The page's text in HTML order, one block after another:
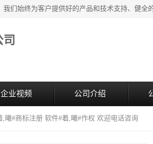
企业视频 公司介绍
,曦#商标注册 软件#着,曦#作权 欢迎电话咨询